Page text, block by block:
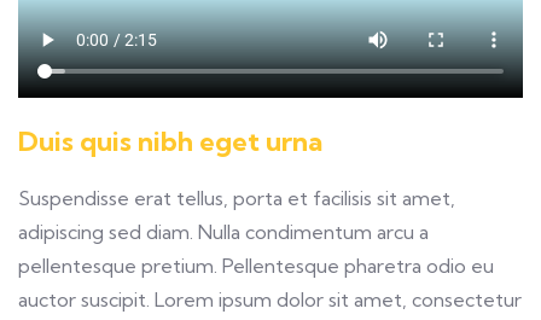
Duis quis nibh eget urna
Suspendisse erat tellus, porta et facilisis sit amet,
adipiscing sed diam. Nulla condimentum arcu a
pellentesque pretium. Pellentesque pharetra odio eu
auctor suscipit. Lorem ipsum dolor sit amet, consectetur